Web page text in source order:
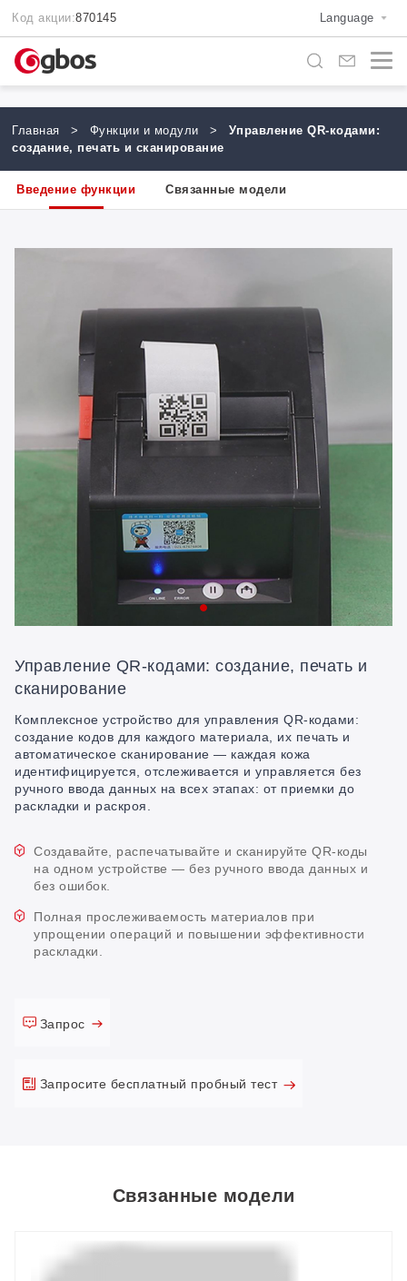
Код акции:870145 Language
Главная > Функции и модули >
Управление QR-кодами:
создание, печать и сканирование
Введение функции Связанные модели
Управление QR-кодами: создание, печать и
сканирование
Комплексное устройство для управления QR-кодами:
создание кодов для каждого материала, их печать и
автоматическое сканирование — каждая кожа
идентифицируется, отслеживается и управляется без
ручного ввода данных на всех этапах: от приемки до
раскладки и раскроя.
Создавайте, распечатывайте и сканируйте QR-коды
на одном устройстве — без ручного ввода данных и
без ошибок.
Полная прослеживаемость материалов при
упрощении операций и повышении эффективности
раскладки.
Запрос
Запросите бесплатный пробный тест
Связанные модели